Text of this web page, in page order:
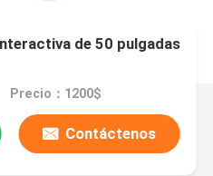
de 50 pulgadas
Precio：1200$
Contáctenos